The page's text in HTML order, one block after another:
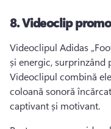
8.Videoclip
Videoclipul Adidas
Videoclipul combină
coloană sonoră
captivant și motivant.